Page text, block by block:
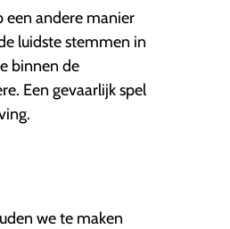
een andere manier
luidste stemmen in
binnen de
Een gevaarlijk spel
we te maken